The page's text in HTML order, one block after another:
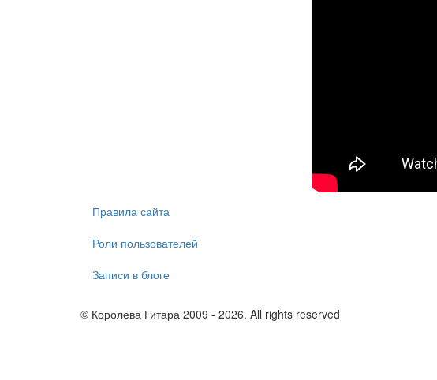
Правила сайта
Роли пользователей
Записи в блоге
© Королева Гитара 2009 - 2026. All rights reserved